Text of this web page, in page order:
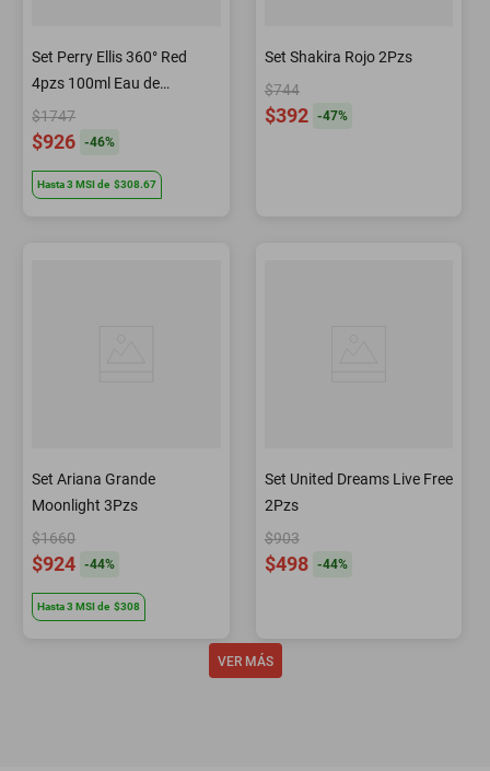
Set Perry Ellis 360° Red
4pzs 100ml Eau de
Parfum/ Body Mist 118ml/
Shower Gel 90ml/ 7.5ml
$1747
$926 -46%
Hasta3 MSIde $308.67
Set Shakira Rojo 2Pzs
$744
$392 -47%
Set Ariana Grande
Moonlight 3Pzs
$1660
$924 -44%
Hasta3 MSIde $308
Set United Dreams Live Free
2Pzs
$903
$498 -44%